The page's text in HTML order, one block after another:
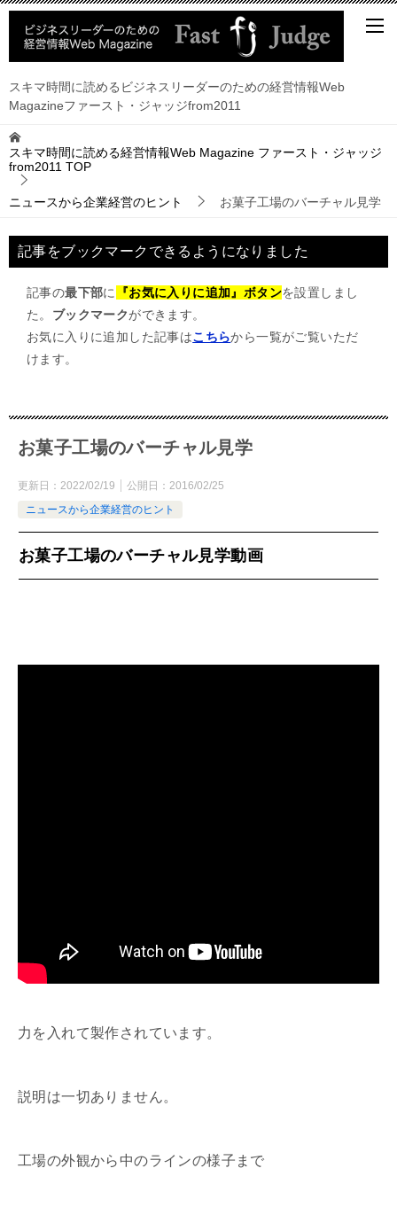
スキマ時間に読めるビジネスリーダーのための経営情報Web
Magazineファースト・ジャッジfrom2011
スキマ時間に読める経営情報Web Magazine ファースト・ジャッジ
from2011 TOP
ニュースから企業経営のヒント お菓子工場のバーチャル見学
記事をブックマークできるようになりました
記事の最下部に 『お気に入りに追加』ボタンを設置しまし
た。 ブックマークができます。
お気に入りに追加した記事はこちらから一覧がご覧いただ
けます。
お菓子工場のバーチャル見学
更新日： 2022/02/19 公開日： 2016/02/25
ニュースから企業経営のヒント
お菓子工場のバーチャル見学動画
力を入れて製作されています。
説明は一切ありません。
工場の外観から中のラインの様子まで